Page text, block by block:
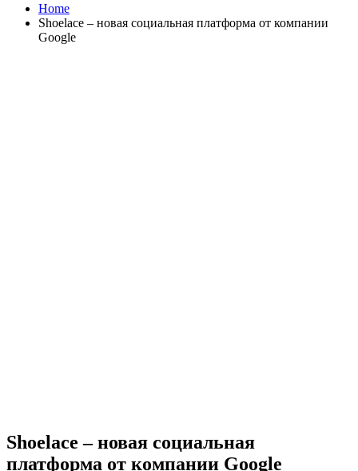
Home
Shoelace – новая социальная платформа от компании
Google
Shoelace – новая социальная
платформа от компании Google